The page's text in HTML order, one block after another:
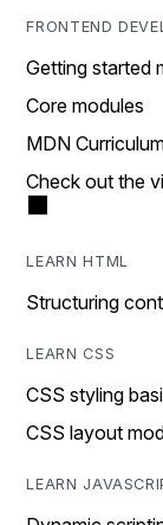
FRONTEND
Getting started
Core modules
MDN
Check out the
LEARN HTML
Structuring
LEARN CSS
CSS styling
CSS layout
LEARN